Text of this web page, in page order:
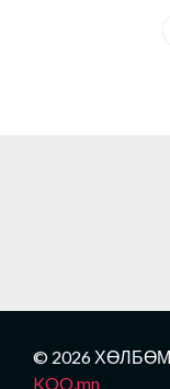
© 2026
KOO.mn